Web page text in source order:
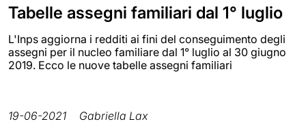
Tabelle assegni familiari dal 1° luglio
L'Inps aggiorna i redditi ai fini del conseguimento degli
assegni per il nucleo familiare dal 1° luglio al 30 giugno
2019. Ecco le nuove tabelle assegni familiari
19-06-2021 Gabriella Lax